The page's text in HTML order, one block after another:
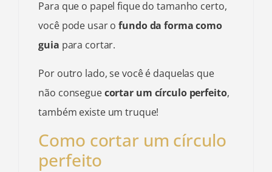
Para que o papel fique do tamanho certo,
você pode usar o fundo da forma como
guia para cortar.
Por outro lado, se você é daquelas que
não conseguecortar um círculo perfeito,
também existe um truque!
Como cortar um círculo
perfeito